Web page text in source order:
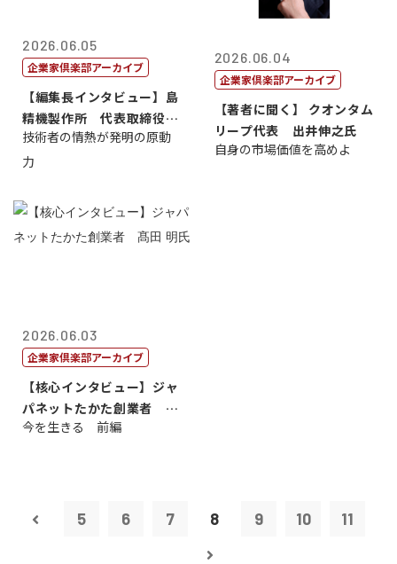
2026.06.05
企業家倶楽部アーカイブ
【編集長インタビュー】島
精機製作所 代表取締役
社 長 島 正...
技術者の情熱が発明の原動
力
2026.06.04
企業家倶楽部アーカイブ
【著者に聞く】 クオンタム
リープ代表 出井伸之氏
自身の市場価値を高めよ
2026.06.03
企業家倶楽部アーカイブ
【核心インタビュー】ジャ
パネットたかた創業者 髙
田 明氏
今を生きる 前編
5 6 7 8 9 10 11